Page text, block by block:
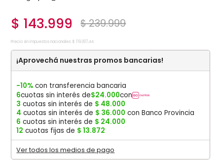
$ 143.999 $239.999
Precio sin impuestos nacionales: $ 119.007,44
¡Aprovechá nuestras promos bancarias!
-10% con transferencia bancaria
6cuotas sin interés de$24.000con
3 cuotas sin interés de $ 48.000
4 cuotas sin interés de $ 36.000 con Banco Provincia
6 cuotas sin interés de $ 24.000
12 cuotas fijas de $ 13.872
Ver todos los medios de pago